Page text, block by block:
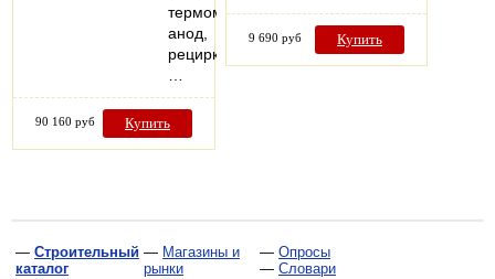
термометр,
анод,
рециркуляция,
90 160 руб Купить
9 690 руб Купить
— Строительный
каталог
— Магазины и
рынки
— Опросы
— Словари